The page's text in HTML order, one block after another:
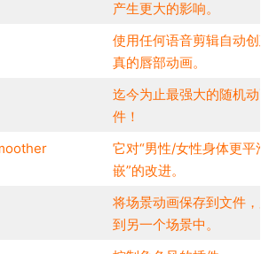
产生更大的影响。
使用任何语音剪辑自动创
真的唇部动画。
迄今为止最强大的随机动
件！
它对“男性/女性身体更平
嵌”的改进。
将场景动画保存到文件，
到另一个场景中。